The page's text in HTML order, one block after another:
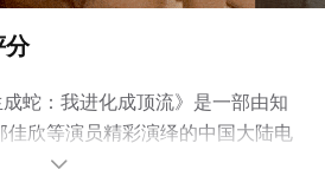
分
蛇：我进化成顶流》是一部由知
佳欣等演员精彩演绎的中国大陆电
（1-1全集），手机免费观看高清
